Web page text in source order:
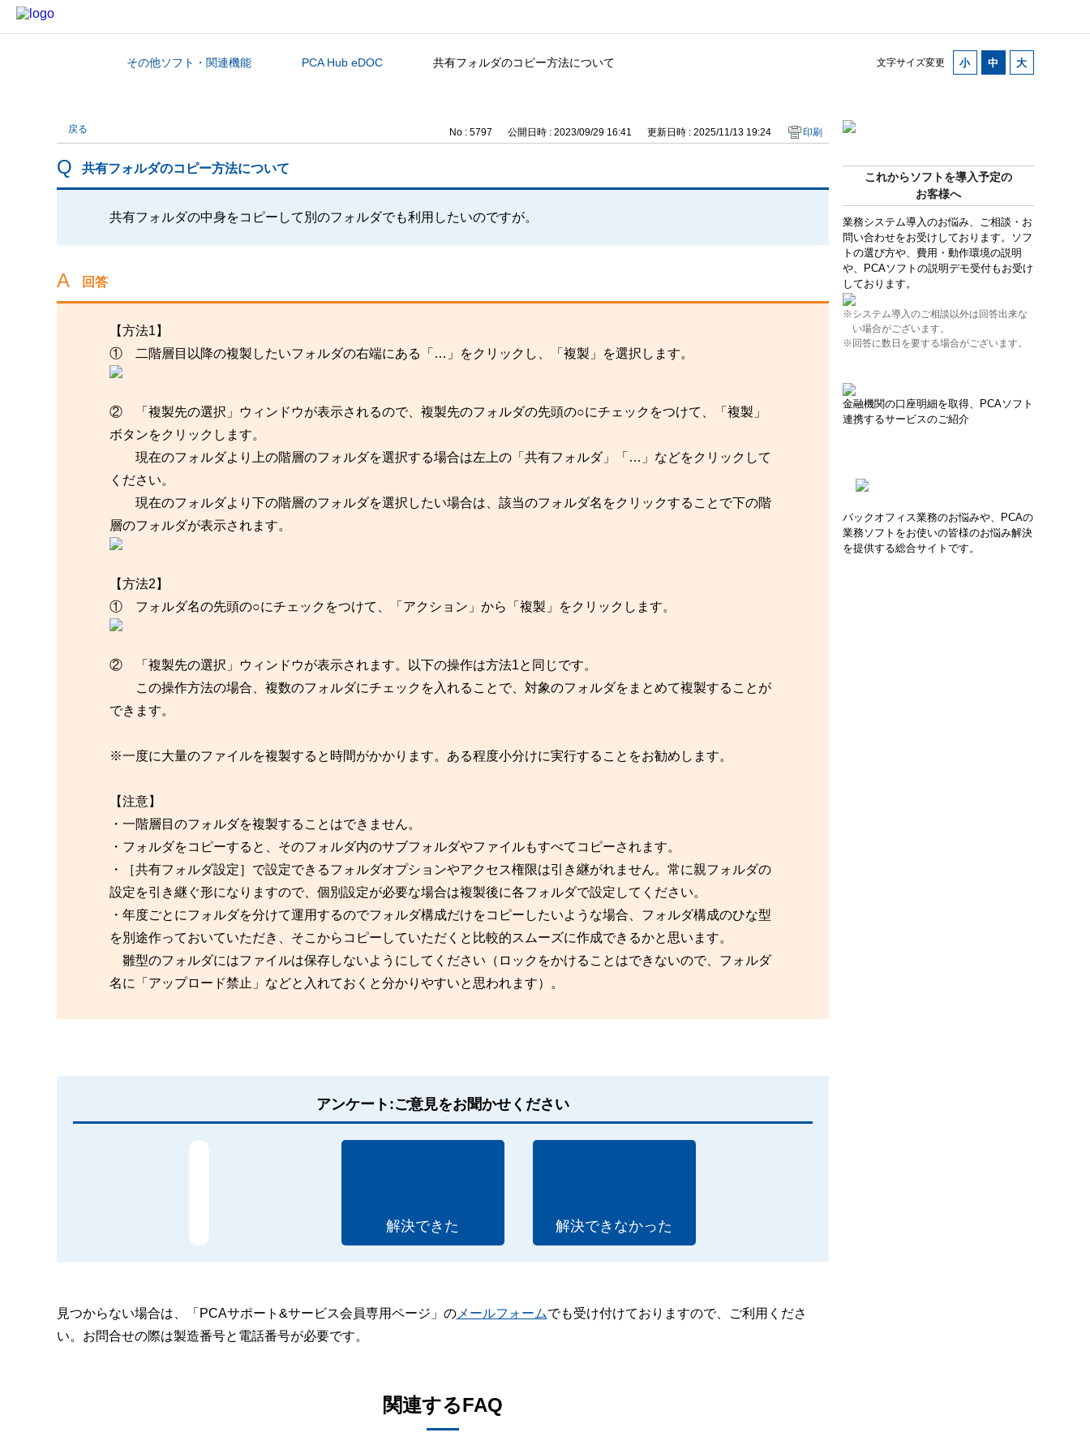
文字サイズ変更
カテゴリから探すその他ソフト・関連機能 PCA Hub eDOC 共有フォルダのコピー方法について
これからソフトを導入予定の
お客様へ
業務システム導入のお悩み、ご相談・お
問い合わせをお受けしております。ソフ
トの選び方や、費用・動作環境の説明
や、PCAソフトの説明デモ受付もお受け
しております。
※システム導入のご相談以外は回答出来な
い場合がございます。
※回答に数日を要する場合がございます。
金融機関の口座明細を取得、PCAソフト
連携するサービスのご紹介
バックオフィス業務のお悩みや、PCAの
業務ソフトをお使いの皆様のお悩み解決
を提供する総合サイトです。
戻る No : 5797 公開日時 : 2023/09/29 16:41 更新日時 : 2025/11/13 19:24 印刷
共有フォルダのコピー方法について
共有フォルダの中身をコピーして別のフォルダでも利用したいのですが。
回答
【方法1】
① 二階層目以降の複製したいフォルダの右端にある「…」をクリックし、「複製」を選択します。
② 「複製先の選択」ウィンドウが表示されるので、複製先のフォルダの先頭の○にチェックをつけて、「複製」
ボタンをクリックします。
現在のフォルダより上の階層のフォルダを選択する場合は左上の「共有フォルダ」「…」などをクリックして
ください。
現在のフォルダより下の階層のフォルダを選択したい場合は、該当のフォルダ名をクリックすることで下の階
層のフォルダが表示されます。
【方法2】
① フォルダ名の先頭の○にチェックをつけて、「アクション」から「複製」をクリックします。
② 「複製先の選択」ウィンドウが表示されます。以下の操作は方法1と同じです。
この操作方法の場合、複数のフォルダにチェックを入れることで、対象のフォルダをまとめて複製することが
できます。
※一度に大量のファイルを複製すると時間がかかります。ある程度小分けに実行することをお勧めします。
【注意】
・一階層目のフォルダを複製することはできません。
・フォルダをコピーすると、そのフォルダ内のサブフォルダやファイルもすべてコピーされます。
・［共有フォルダ設定］で設定できるフォルダオプションやアクセス権限は引き継がれません。常に親フォルダの
設定を引き継ぐ形になりますので、個別設定が必要な場合は複製後に各フォルダで設定してください。
・年度ごとにフォルダを分けて運用するのでフォルダ構成だけをコピーしたいような場合、フォルダ構成のひな型
を別途作っておいていただき、そこからコピーしていただくと比較的スムーズに作成できるかと思います。
雛型のフォルダにはファイルは保存しないようにしてください（ロックをかけることはできないので、フォルダ
名に「アップロード禁止」などと入れておくと分かりやすいと思われます）。
アンケート:ご意見をお聞かせください
解決できた 解決できなかった
見つからない場合は、「PCAサポート&サービス会員専用ページ」のメールフォームでも受け付けておりますので、ご利用くださ
い。お問合せの際は製造番号と電話番号が必要です。
関連するFAQ